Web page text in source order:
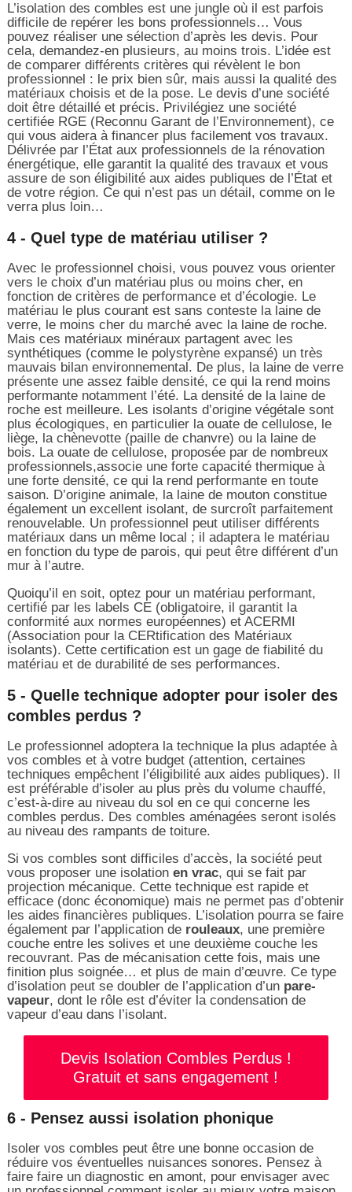
L’isolation des combles est une jungle où il est parfois
difficile de repérer les bons professionnels… Vous
pouvez réaliser une sélection d’après les devis. Pour
cela, demandez-en plusieurs, au moins trois. L’idée est
de comparer différents critères qui révèlent le bon
professionnel : le prix bien sûr, mais aussi la qualité des
matériaux choisis et de la pose. Le devis d’une société
doit être détaillé et précis. Privilégiez une société
certifiée RGE (Reconnu Garant de l’Environnement), ce
qui vous aidera à financer plus facilement vos travaux.
Délivrée par l’État aux professionnels de la rénovation
énergétique, elle garantit la qualité des travaux et vous
assure de son éligibilité aux aides publiques de l’État et
de votre région. Ce qui n’est pas un détail, comme on le
verra plus loin…
4 - Quel type de matériau utiliser ?
Avec le professionnel choisi, vous pouvez vous orienter
vers le choix d’un matériau plus ou moins cher, en
fonction de critères de performance et d’écologie. Le
matériau le plus courant est sans conteste la laine de
verre, le moins cher du marché avec la laine de roche.
Mais ces matériaux minéraux partagent avec les
synthétiques (comme le polystyrène expansé) un très
mauvais bilan environnemental. De plus, la laine de verre
présente une assez faible densité, ce qui la rend moins
performante notamment l’été. La densité de la laine de
roche est meilleure. Les isolants d’origine végétale sont
plus écologiques, en particulier la ouate de cellulose, le
liège, la chènevotte (paille de chanvre) ou la laine de
bois. La ouate de cellulose, proposée par de nombreux
professionnels,associe une forte capacité thermique à
une forte densité, ce qui la rend performante en toute
saison. D’origine animale, la laine de mouton constitue
également un excellent isolant, de surcroît parfaitement
renouvelable. Un professionnel peut utiliser différents
matériaux dans un même local ; il adaptera le matériau
en fonction du type de parois, qui peut être différent d’un
mur à l’autre.
Quoiqu’il en soit, optez pour un matériau performant,
certifié par les labels CE (obligatoire, il garantit la
conformité aux normes européennes) et ACERMI
(Association pour la CERtification des Matériaux
isolants). Cette certification est un gage de fiabilité du
matériau et de durabilité de ses performances.
5 - Quelle technique adopter pour isoler des
combles perdus ?
Le professionnel adoptera la technique la plus adaptée à
vos combles et à votre budget (attention, certaines
techniques empêchent l’éligibilité aux aides publiques). Il
est préférable d’isoler au plus près du volume chauffé,
c’est-à-dire au niveau du sol en ce qui concerne les
combles perdus. Des combles aménagées seront isolés
au niveau des rampants de toiture.
Si vos combles sont difficiles d’accès, la société peut
vous proposer une isolation en vrac, qui se fait par
projection mécanique. Cette technique est rapide et
efficace (donc économique) mais ne permet pas d’obtenir
les aides financières publiques. L’isolation pourra se faire
également par l’application de rouleaux, une première
couche entre les solives et une deuxième couche les
recouvrant. Pas de mécanisation cette fois, mais une
finition plus soignée… et plus de main d’œuvre. Ce type
d’isolation peut se doubler de l’application d’un pare-
vapeur, dont le rôle est d’éviter la condensation de
vapeur d’eau dans l’isolant.
Devis Isolation Combles Perdus !
Gratuit et sans engagement !
6 - Pensez aussi isolation phonique
Isoler vos combles peut être une bonne occasion de
réduire vos éventuelles nuisances sonores. Pensez à
faire faire un diagnostic en amont, pour envisager avec